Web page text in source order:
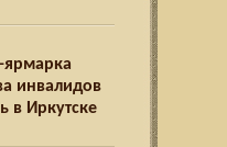
ярмарка
инвалидов
в Иркутске